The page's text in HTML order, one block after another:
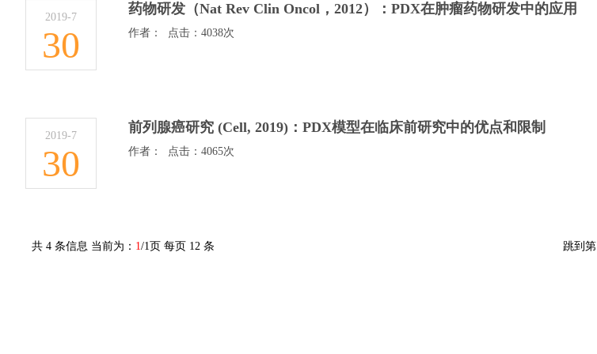
2019-7
30
药物研发（Nat Rev Clin Oncol，2012）：PDX在肿瘤药物研发中的应用
作者： 点击：4038次
2019-7
30
前列腺癌研究 (Cell, 2019)：PDX模型在临床前研究中的优点和限制
作者： 点击：4065次
共 4 条信息 当前为： 1/1页 每页 12 条 跳到第